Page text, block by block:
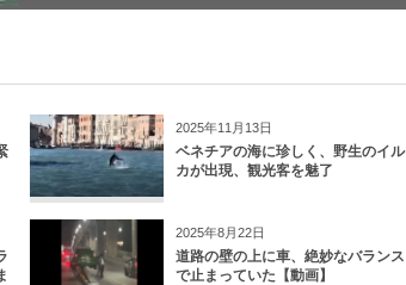
2025年11月13日
ベネチアの海に珍しく、野生のイル
カが出現、観光客を魅了
2025年8月22日
道路の壁の上に車、絶妙なバランス
で止まっていた【動画】